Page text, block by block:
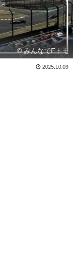
© みんなでFトモ
2025.10.09